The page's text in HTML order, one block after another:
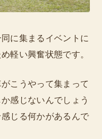
に集まるイベントに
軽い興奮状態です。
こうやって集まって
感じないんでしょう
じる何かがあるんで